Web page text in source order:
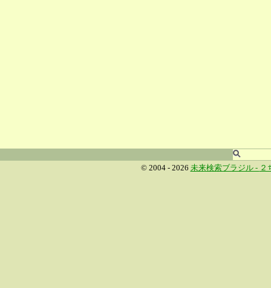
© 2004 - 2026 未来検索ブラジル - ２